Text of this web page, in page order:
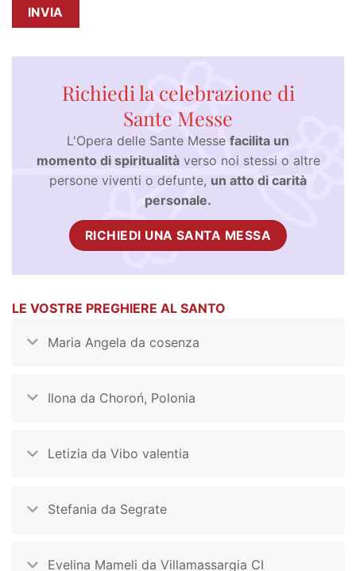
Richiedi la celebrazione di
Sante Messe
L'Opera delle Sante Messe facilita un
momento di spiritualitàverso noi stessi o altre
persone viventi o defunte, un atto di carità
personale.
RICHIEDI UNA SANTA MESSA
LE VOSTRE PREGHIERE AL SANTO
Maria Angela da cosenza
Ilona da Choroń, Polonia
Letizia da Vibo valentia
Stefania da Segrate
Evelina Mameli da Villamassargia CI